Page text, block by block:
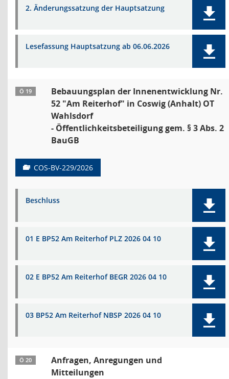
2. Änderungssatzung der Hauptsatzung
Lesefassung Hauptsatzung ab 06.06.2026
Ö 19
Bebauungsplan der Innenentwicklung Nr.
52 "Am Reiterhof" in Coswig (Anhalt) OT
Wahlsdorf
- Öffentlichkeitsbeteiligung gem. § 3 Abs. 2
BauGB
COS-BV-229/2026
Beschluss
01 E BP52 Am Reiterhof PLZ 2026 04 10
02 E BP52 Am Reiterhof BEGR 2026 04 10
03 BP52 Am Reiterhof NBSP 2026 04 10
Ö 20
Anfragen, Anregungen und
Mitteilungen